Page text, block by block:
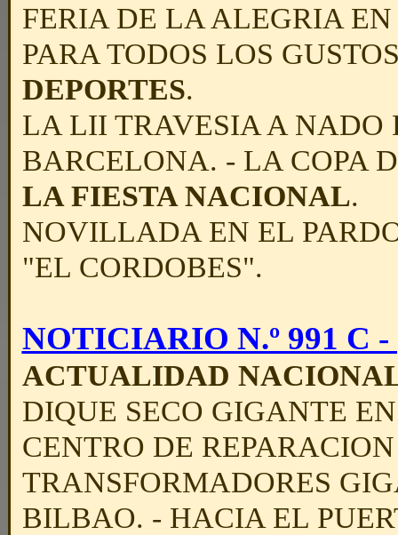
FERIA DE LA ALEGRIA
PARA TODOS LOS
DEPORTES.
LA LII TRAVESIA A NADO
BARCELONA. - LA COPA
LA FIESTA NACIONAL.
NOVILLADA EN EL
"EL CORDOBES".
NOTICIARIO N.º 991 C -
ACTUALIDAD
DIQUE SECO GIGANTE
CENTRO DE
TRANSFORMADORES
BILBAO. - HACIA EL